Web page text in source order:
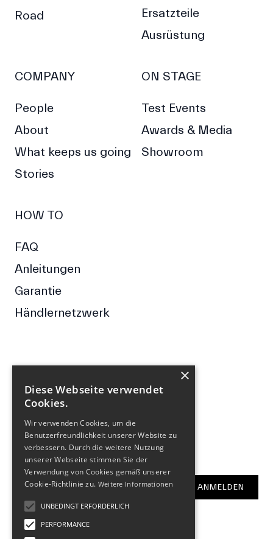
Road
Ersatzteile
Ausrüstung
COMPANY
People
About
What keeps us going
Stories
ON STAGE
Test Events
Awards & Media
Showroom
HOW TO
FAQ
Anleitungen
Garantie
Händlernetzwerk
FOLGE UNS
FacebookInstagram
NEWSLETTER
E-Mail-Adresse ANMELDEN
×
Diese Webseite verwendet
Cookies.
Wir verwenden Cookies, um die
Benutzerfreundlichkeit unserer Website zu
verbessern. Durch die weitere Nutzung
unserer Webseite stimmen Sie der
Verwendung von Cookies gemäß unserer
Cookie-Richtlinie zu. Weitere Informationen
UNBEDINGT ERFORDERLICH
PERFORMANCE